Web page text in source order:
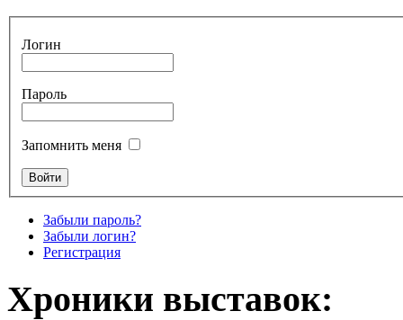
Логин
Пароль
Запомнить меня
Забыли пароль?
Забыли логин?
Регистрация
Хроники выставок: